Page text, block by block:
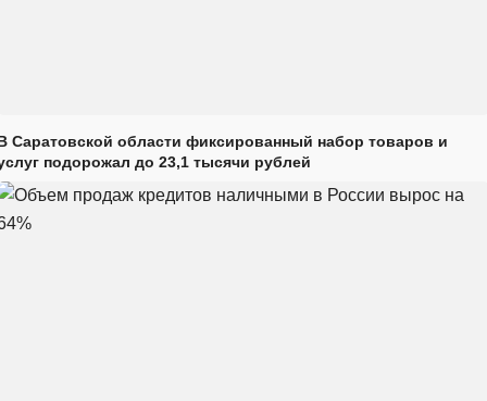
Саратовской области фиксированный набор товаров и
подорожал до 23,1 тысячи рублей